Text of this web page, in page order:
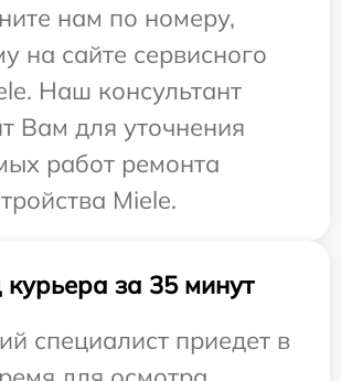
нам по номеру,
на сайте сервисного
Наш консультант
Вам для уточнения
работ ремонта
Miele.
за 35 минут
специалист приедет в